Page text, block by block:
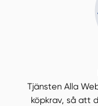
Tjänsten Alla
köpkrav, så att